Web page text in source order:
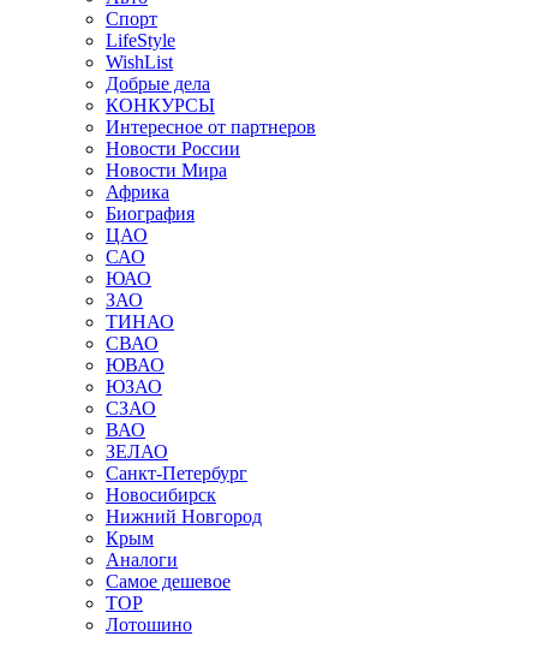
Спорт
LifeStyle
WishList
Добрые дела
КОНКУРСЫ
Интересное от партнеров
Новости России
Новости Мира
Африка
Биография
ЦАО
САО
ЮАО
ЗАО
ТИНАО
СВАО
ЮВАО
ЮЗАО
СЗАО
ВАО
ЗЕЛАО
Санкт-Петербург
Новосибирск
Нижний Новгород
Крым
Аналоги
Самое дешевое
TOP
Лотошино